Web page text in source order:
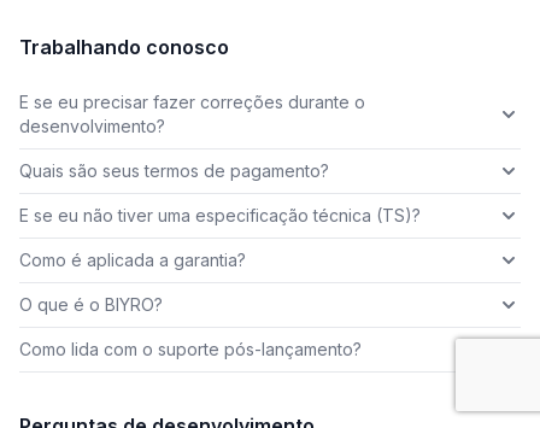
Trabalhando conosco
E se eu precisar fazer correções durante o
desenvolvimento?
Quais são seus termos de pagamento?
E se eu não tiver uma especificação técnica (TS)?
Como é aplicada a garantia?
O que é o BIYRO?
Como lida com o suporte pós-lançamento?